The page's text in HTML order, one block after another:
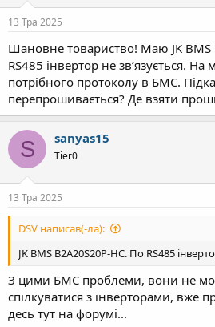
13 Тра 2025
Шановне товариство! Маю JK BMS
RS485 інвертор не зв’язується.
потрібного протоколу в БМС.
перепрошивається? Де взяти
S sanyas15
Tier0
13 Тра 2025
DSV написав(-ла):
JK BMS B2A20S20P-HC. По RS485
З цими БМС проблеми, вони не
спілкуватися з інверторами, вже
десь тут на форумі...